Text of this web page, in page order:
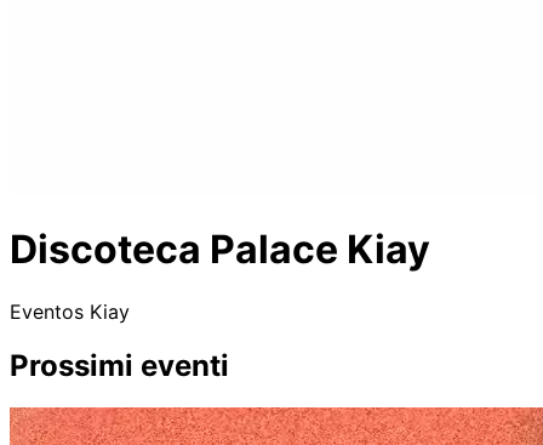
Discoteca Palace Kiay
Eventos Kiay
Prossimi eventi